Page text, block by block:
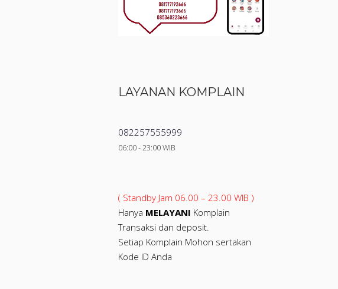
LAYANAN KOMPLAIN
082257555999
06:00 - 23:00 WIB
( Standby Jam 06.00 – 23.00 WIB )
Hanya MELAYANI Komplain
Transaksi dan deposit.
Setiap Komplain Mohon sertakan
Kode ID Anda